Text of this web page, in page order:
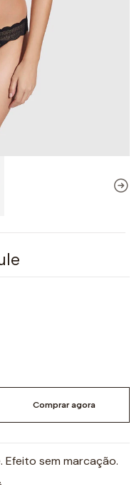
Comprar agora
Efeito sem marcação.
.